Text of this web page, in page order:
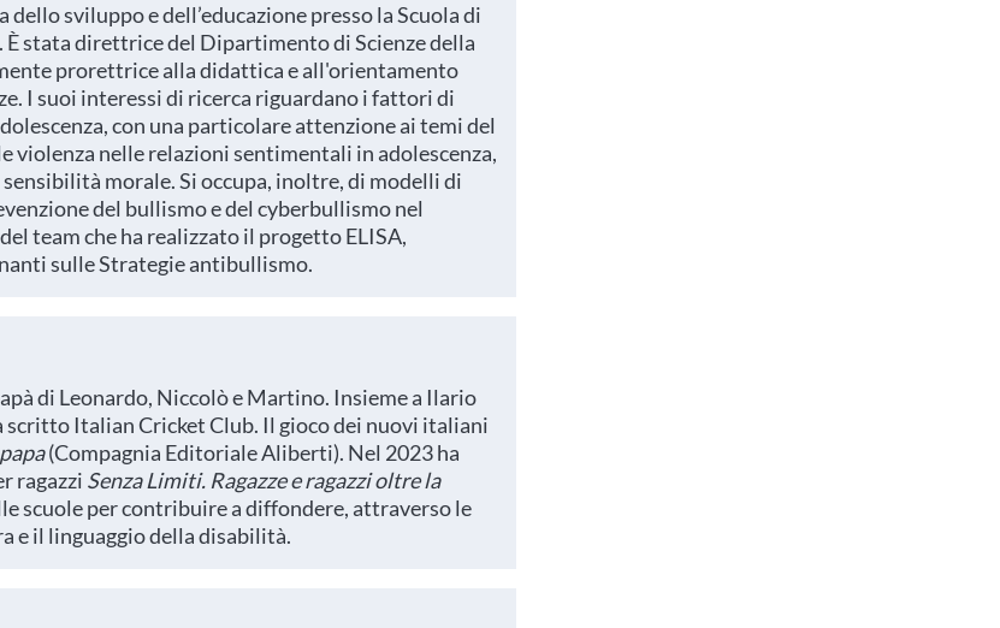
sviluppo e dell’educazione presso la Scuola di
È stata direttrice del Dipartimento di Scienze della
prorettrice alla didattica e all'orientamento
I suoi interessi di ricerca riguardano i fattori di
con una particolare attenzione ai temi del
violenza nelle relazioni sentimentali in adolescenza,
morale. Si occupa, inoltre, di modelli di
del bullismo e del cyberbullismo nel
team che ha realizzato il progetto ELISA,
sulle Strategie antibullismo.
di Leonardo, Niccolò e Martino. Insieme a Ilario
scritto Italian Cricket Club. Il gioco dei nuovi italiani
(Compagnia Editoriale Aliberti). Nel 2023 ha
ragazzi Senza Limiti. Ragazze e ragazzi oltre la
scuole per contribuire a diffondere, attraverso le
e il linguaggio della disabilità.